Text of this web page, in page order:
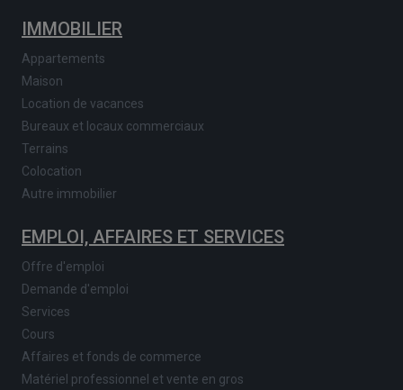
IMMOBILIER
Appartements
Maison
Location de vacances
Bureaux et locaux commerciaux
Terrains
Colocation
Autre immobilier
EMPLOI, AFFAIRES ET SERVICES
Offre d'emploi
Demande d'emploi
Services
Cours
Affaires et fonds de commerce
Matériel professionnel et vente en gros